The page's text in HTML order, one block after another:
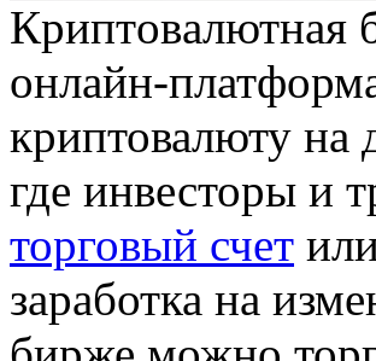
Криптoвaлютнaя
онлайн-
криптовалюту на
где инвесторы и
торговый счет
заработка на